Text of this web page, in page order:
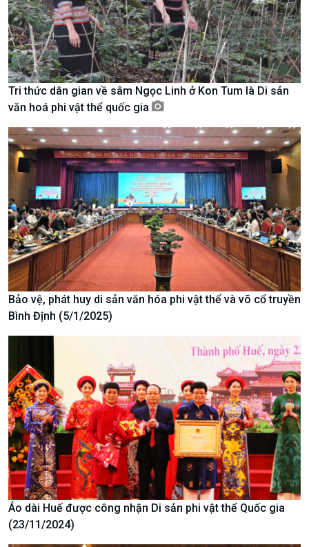
Nam
Xã hội
Tin Đời sống & Xã hội
360 độ Sức khỏe
Chuyển đổi Xanh
Tài nguyên và Môi trường
Chuyên gia của bạn
Xã hội chuyển động
Bước chân đến trường
Khoa học & Công nghệ
Tin Khoa học & Công nghệ
Kết nối công nghệ
Sống chung với biến đổi
Tri thức dân gian về sâm Ngọc Linh ở Kon Tum là Di sản
văn hoá phi vật thể quốc gia
Bảo vệ, phát huy di sản văn hóa phi vật thể và võ cổ truyền
Bình Định (5/1/2025)
Áo dài Huế được công nhận Di sản phi vật thể Quốc gia
(23/11/2024)